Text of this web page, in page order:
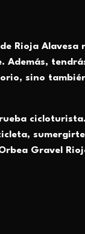
Rioja
Además,
sino
Gravel